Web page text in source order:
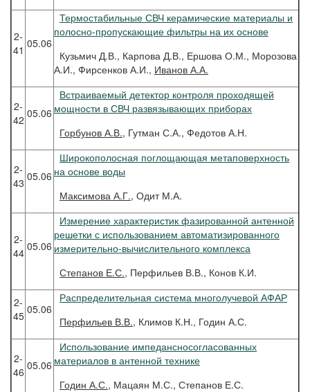
2-
41 05.06
Термостабильные СВЧ керамические материалы и
полосно-пропускающие фильтры на их основе
Кузьмич Д.В., Карпова Д.В., Ершова О.М., Морозова
А.И., Фирсенков А.И., Иванов А.А.
2-
42 05.06
Встраиваемый детектор контроля проходящей
мощности в СВЧ развязывающих приборах
Горбунов А.В., Гутман С.А., Федотов А.Н.
2-
43 05.06
Широкополосная поглощающая метаповерхность
на основе воды
Максимова А.Г., Одит М.А.
2-
44 05.06
Измерение характеристик фазированной антенной
решетки с использованием автоматизированного
измерительно-вычислительного комплекса
Степанов Е.С., Перфильев В.В., Конов К.И.
2-
45 05.06
Распределительная система многолучевой АФАР
Перфильев В.В., Климов К.Н., Годин А.С.
2-
46 05.06
Использование импедансносогласованных
материалов в антенной технике
Годин А.С., Мацаян М.С., Степанов Е.С.